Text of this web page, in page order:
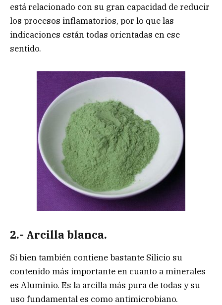
está relacionado con su gran capacidad de reducir
los procesos inflamatorios, por lo que las
indicaciones están todas orientadas en ese
sentido.
2.- Arcilla blanca.
Si bien también contiene bastante Silicio su
contenido más importante en cuanto a minerales
es Aluminio. Es la arcilla más pura de todas y su
uso fundamental es como antimicrobiano.